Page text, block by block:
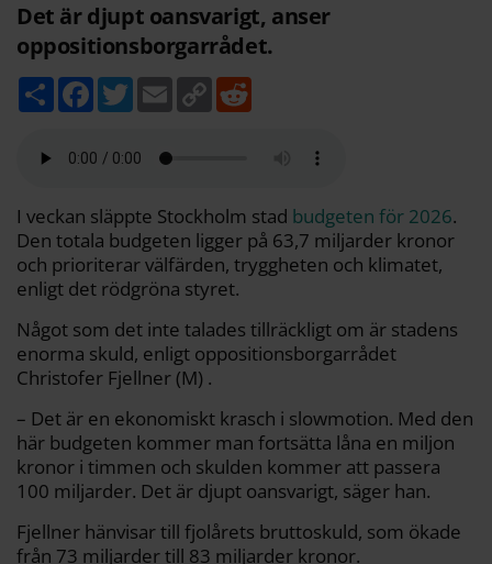
Det är djupt oansvarigt, anser
oppositionsborgarrådet.
D
e
F
b
k
T
w
t
E
m
C
o
k
I veckan släppte Stockholm stad budgeten för 2026.
Den totala budgeten ligger på 63,7 miljarder kronor
och prioriterar välfärden, tryggheten och klimatet,
enligt det rödgröna styret.
Något som det inte talades tillräckligt om är stadens
enorma skuld, enligt oppositionsborgarrådet
Christofer Fjellner (M) .
– Det är en ekonomiskt krasch i slowmotion. Med den
här budgeten kommer man fortsätta låna en miljon
kronor i timmen och skulden kommer att passera
100 miljarder. Det är djupt oansvarigt, säger han.
Fjellner hänvisar till fjolårets bruttoskuld, som ökade
från 73 miljarder till 83 miljarder kronor.